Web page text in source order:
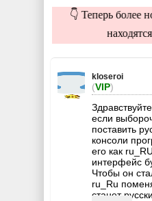
👇 Теперь более
kloseroi
(VIP)
если
поставить
консоли
его как
интерфейс
Чтобы он
ru_Ru
станет